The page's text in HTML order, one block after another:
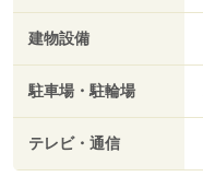
建物設備
駐車場・駐輪場
テレビ・通信